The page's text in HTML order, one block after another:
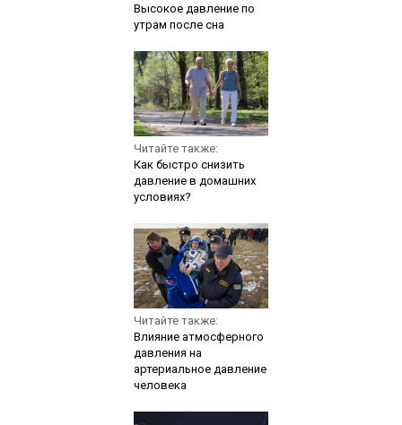
Высокое давление по
утрам после сна
Читайте также:
Как быстро снизить
давление в домашних
условиях?
Читайте также:
Влияние атмосферного
давления на
артериальное давление
человека